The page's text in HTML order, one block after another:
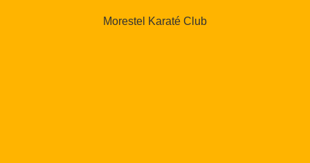
Morestel Karaté Club